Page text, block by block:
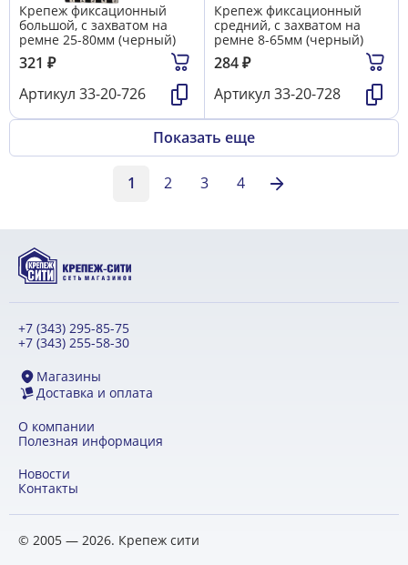
Крепеж фиксационный
большой, с захватом на
ремне 25-80мм (черный)
321 ₽
Артикул 33-20-726
Крепеж фиксационный
средний, с захватом на
ремне 8-65мм (черный)
284₽
Артикул 33-20-728
Показать еще
1 2 3 4
+7 (343) 295-85-75
+7 (343) 255-58-30
Магазины
Доставка и оплата
О компании
Полезная информация
Новости
Контакты
© 2005 — 2026. Крепеж сити